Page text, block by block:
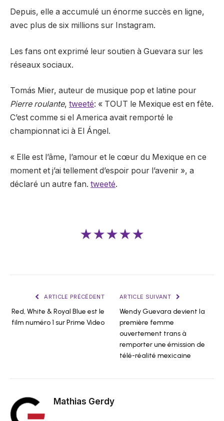
Depuis, elle a accumulé un énorme succès en ligne,
avec plus de six millions sur Instagram.
Les fans ont exprimé leur soutien à Guevara sur les
réseaux sociaux.
Tomás Mier, auteur de musique pop et latine pour
Pierre roulante, tweeté: « TOUT le Mexique est en fête.
C’est comme si el America avait remporté le
championnat ici à El Ángel.
« Elle est l’âme, l’amour et le cœur du Mexique en ce
moment et j’ai tellement d’espoir pour l’avenir », a
déclaré un autre fan. tweeté.
★★★★★
ARTICLE PRÉCÉDENT
Red, White & Royal Blue est le
film numéro 1 sur Prime Video
ARTICLE SUIVANT
Wendy Guevara devient la
première femme
ouvertement trans à
remporter une émission de
télé-réalité mexicaine
Mathias Gerdy